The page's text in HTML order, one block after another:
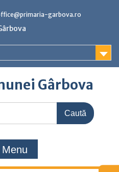
garbova.ro
Gârbova
Menu